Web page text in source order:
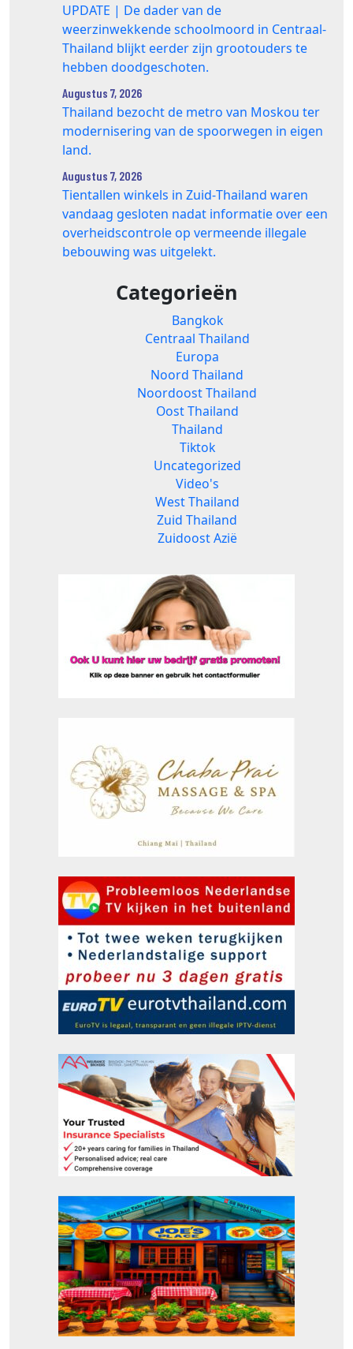
UPDATE | De dader van de
weerzinwekkende schoolmoord in Centraal-
Thailand blijkt eerder zijn grootouders te
hebben doodgeschoten.
Augustus 7, 2026
Thailand bezocht de metro van Moskou ter
modernisering van de spoorwegen in eigen
land.
Augustus 7, 2026
Tientallen winkels in Zuid‑Thailand waren
vandaag gesloten nadat informatie over een
overheidscontrole op vermeende illegale
bebouwing was uitgelekt.
Categorieën
Bangkok
Centraal Thailand
Europa
Noord Thailand
Noordoost Thailand
Oost Thailand
Thailand
Tiktok
Uncategorized
Video's
West Thailand
Zuid Thailand
Zuidoost Azië